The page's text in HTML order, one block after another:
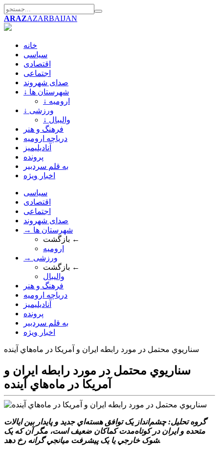
ARAZAZARBAIJAN
خانه
سیاسی
اقتصادی
اجتماعی
صدای شهروند
↓ شهرستان ها
↓ ارومیه
↓ ورزشی
↓ والیبال
فرهنگ و هنر
دریاچه ارومیه
آنادیلیمیز
پرونده
به قلم سردبیر
اخبار ویژه
سیاسی
اقتصادی
اجتماعی
صدای شهروند
→ شهرستان ها
بازگشت ←
ارومیه
→ ورزشی
بازگشت ←
والیبال
فرهنگ و هنر
دریاچه ارومیه
آنادیلیمیز
پرونده
به قلم سردبیر
اخبار ویژه
سناريوي محتمل در مورد رابطه ايران و آمريکا در ماه‌هاي آينده
سناريوي محتمل در مورد رابطه ايران و
آمريکا در ماه‌هاي آينده
گروه تحليل: چشم‌انداز يک توافق هسته‌اي جديد و پايدار بين ايالات
متحده و ايران در کوتاه‌مدت کماکان ضعيف است، مگر آن که يک
شوک خارجي يا يک پيشرفت ميانجي گرانه رخ دهد.